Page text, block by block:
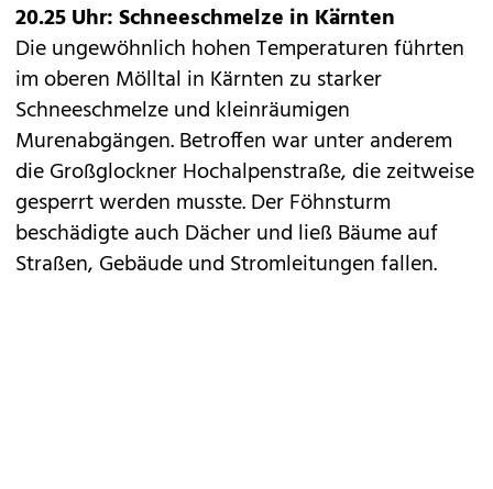
20.25 Uhr: Schneeschmelze in Kärnten
Die ungewöhnlich hohen Temperaturen führten
im oberen Mölltal in Kärnten zu starker
Schneeschmelze und kleinräumigen
Murenabgängen. Betroffen war unter anderem
die Großglockner Hochalpenstraße, die zeitweise
gesperrt werden musste. Der Föhnsturm
beschädigte auch Dächer und ließ Bäume auf
Straßen, Gebäude und Stromleitungen fallen.